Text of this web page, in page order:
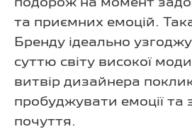
подорож на момент
та приємних емоцій.
Бренду ідеально
суттю світу високої
витвір дизайнера
пробуджувати емоції та
почуття.